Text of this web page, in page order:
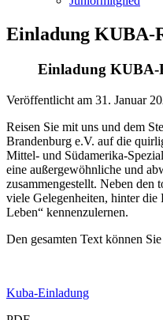
Einladung KUBA-
Einladung KUBA-
Veröffentlicht am 31. Januar
Reisen Sie mit uns und dem
Brandenburg e.V. auf die
Mittel- und Südamerika-
eine außergewöhnliche und
zusammengestellt. Neben den
viele Gelegenheiten, hinter die
Leben“ kennenzulernen.
Den gesamten Text können
Kuba-Einladung